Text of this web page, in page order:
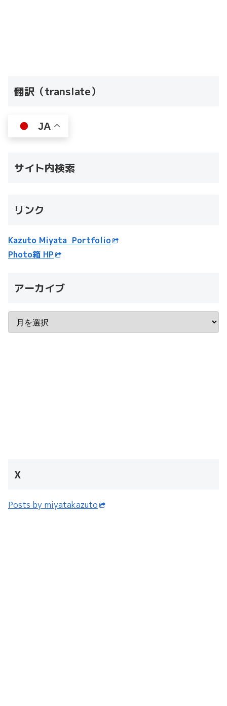
翻訳（translate）
JA
サイト内検索
リンク
Kazuto Miyata Portfolio
Photo箱 HP
アーカイブ
X
Posts by miyatakazuto